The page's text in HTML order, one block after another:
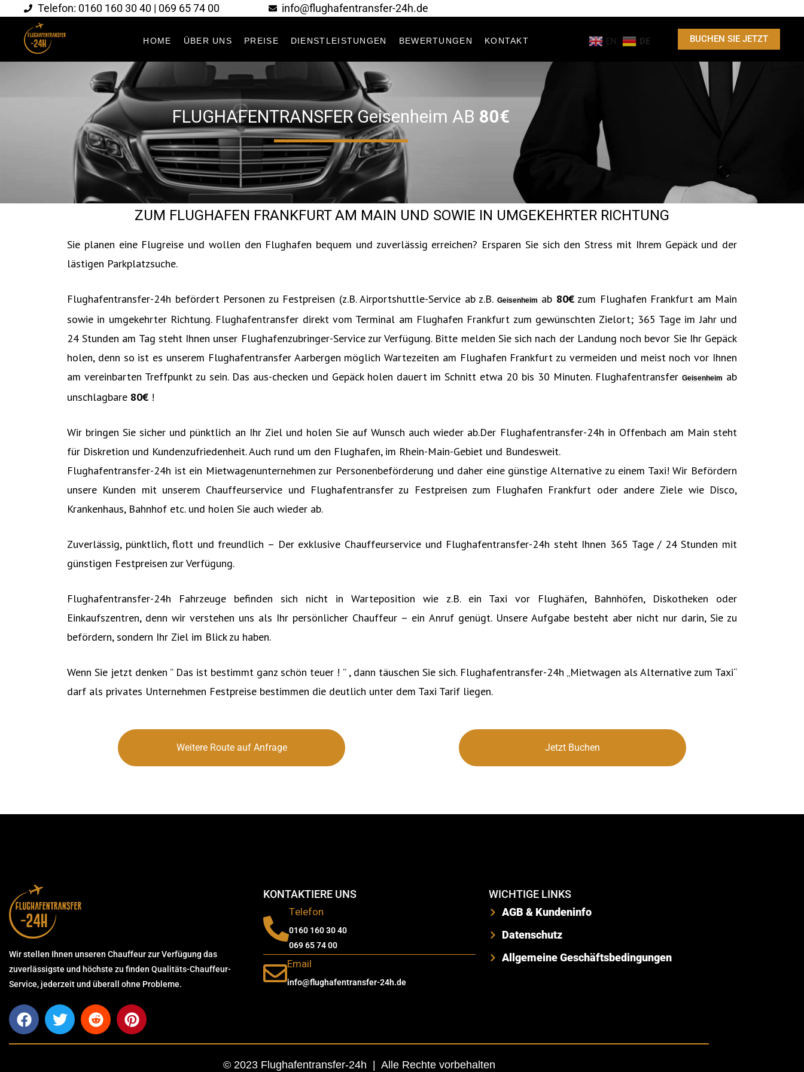
Telefon: 0160 160 30 40 | 069 65 74 00 info@flughafentransfer-24h.de
HOME ÜBER UNS PREISE DIENSTLEISTUNGEN BEWERTUNGEN KONTAKT EN DE BUCHEN SIE JETZT
FLUGHAFENTRANSFER Geisenheim AB 80€‎
ZUM FLUGHAFEN FRANKFURT AM MAIN UND SOWIE IN UMGEKEHRTER RICHTUNG
Sie planen eine Flugreise und wollen den Flughafen bequem und zuverlässig erreichen? Ersparen Sie sich den Stress mit Ihrem Gepäck und der
lästigen Parkplatzsuche.
Flughafentransfer-24h befördert Personen zu Festpreisen (z.B. Airportshuttle-Service ab z.B. Geisenheim ab 80€‎zum Flughafen Frankfurt am Main
sowie in umgekehrter Richtung. Flughafentransfer direkt vom Terminal am Flughafen Frankfurt zum gewünschten Zielort; 365 Tage im Jahr und
24 Stunden am Tag steht Ihnen unser Flughafenzubringer-Service zur Verfügung. Bitte melden Sie sich nach der Landung noch bevor Sie Ihr Gepäck
holen, denn so ist es unserem Flughafentransfer Aarbergen möglich Wartezeiten am Flughafen Frankfurt zu vermeiden und meist noch vor Ihnen
am vereinbarten Treffpunkt zu sein. Das aus-checken und Gepäck holen dauert im Schnitt etwa 20 bis 30 Minuten. FlughafentransferGeisenheim ab
unschlagbare 80€‎ !
Wir bringen Sie sicher und pünktlich an Ihr Ziel und holen Sie auf Wunsch auch wieder ab.Der Flughafentransfer-24h in Offenbach am Main steht
für Diskretion und Kundenzufriedenheit. Auch rund um den Flughafen, im Rhein-Main-Gebiet und Bundesweit.
Flughafentransfer-24h ist ein Mietwagenunternehmen zur Personenbeförderung und daher eine günstige Alternative zu einem Taxi! Wir Befördern
unsere Kunden mit unserem Chauffeurservice und Flughafentransfer zu Festpreisen zum Flughafen Frankfurt oder andere Ziele wie Disco,
Krankenhaus, Bahnhof etc. und holen Sie auch wieder ab.
Zuverlässig, pünktlich, flott und freundlich – Der exklusive Chauffeurservice und Flughafentransfer-24h steht Ihnen 365 Tage / 24 Stunden mit
günstigen Festpreisen zur Verfügung.
Flughafentransfer-24h Fahrzeuge befinden sich nicht in Warteposition wie z.B. ein Taxi vor Flughäfen, Bahnhöfen, Diskotheken oder
Einkaufszentren, denn wir verstehen uns als Ihr persönlicher Chauffeur – ein Anruf genügt. Unsere Aufgabe besteht aber nicht nur darin, Sie zu
befördern, sondern Ihr Ziel im Blick zu haben.
Wenn Sie jetzt denken ” Das ist bestimmt ganz schön teuer ! ” , dann täuschen Sie sich. Flughafentransfer-24h „Mietwagen als Alternative zum Taxi“
darf als privates Unternehmen Festpreise bestimmen die deutlich unter dem Taxi Tarif liegen.
Weitere Route auf Anfrage Jetzt Buchen
Wir stellen Ihnen unseren Chauffeur zur Verfügung das
zuverlässigste und höchste zu finden Qualitäts-Chauffeur-
Service, jederzeit und überall ohne Probleme.
KONTAKTIERE UNS
Telefon
0160 160 30 40
069 65 74 00
Email
info@flughafentransfer-24h.de
WICHTIGE LINKS
AGB & Kundeninfo
Datenschutz
Allgemeine Geschäftsbedingungen
© 2023 Flughafentransfer-24h | Alle Rechte vorbehalten